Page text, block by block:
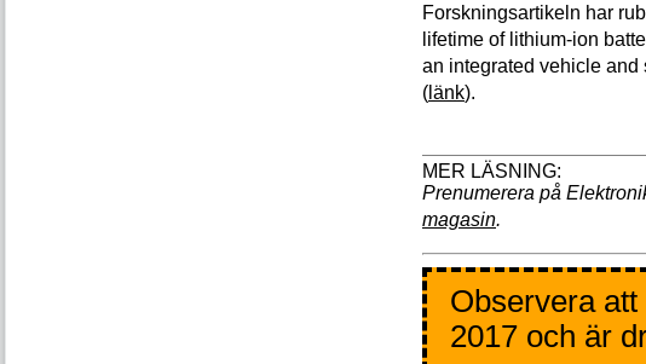
Forskningsartikeln har
lifetime of lithium-ion
an integrated vehicle and
( länk).
Prenumerera på
magasin.
Observera
2017 och är